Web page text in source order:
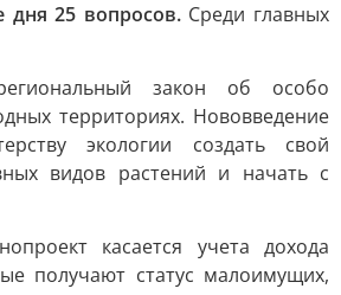
дня 25 вопросов. Среди главных
закон об особо
территориях. Нововведение
экологии создать свой
видов растений и начать с
касается учета дохода
получают статус малоимущих,